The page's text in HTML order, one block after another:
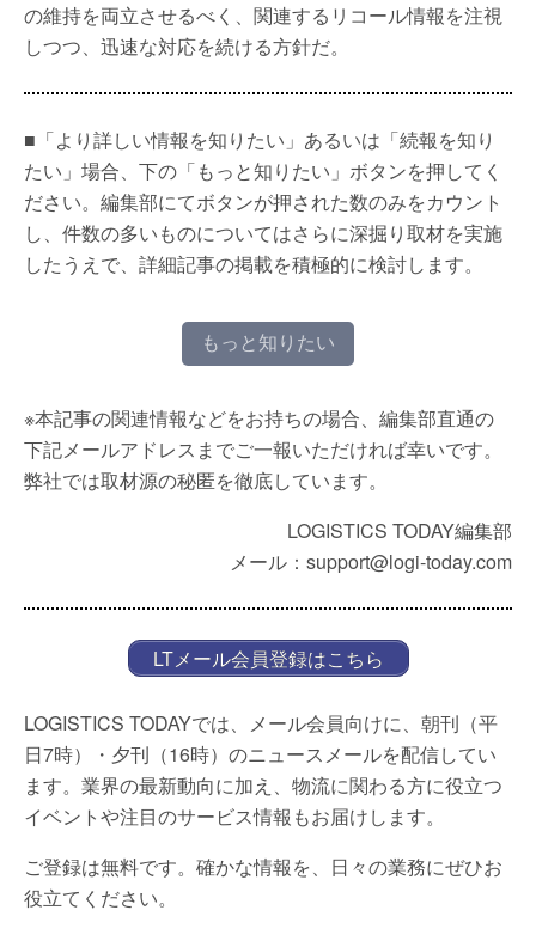
の維持を両立させるべく、関連するリコール情報を注視
しつつ、迅速な対応を続ける方針だ。
■「より詳しい情報を知りたい」あるいは「続報を知り
たい」場合、下の「もっと知りたい」ボタンを押してく
ださい。編集部にてボタンが押された数のみをカウント
し、件数の多いものについてはさらに深掘り取材を実施
したうえで、詳細記事の掲載を積極的に検討します。
もっと知りたい
※本記事の関連情報などをお持ちの場合、編集部直通の
下記メールアドレスまでご一報いただければ幸いです。
弊社では取材源の秘匿を徹底しています。
LOGISTICS TODAY編集部
メール：support@logi-today.com
LTメール会員登録はこちら
LOGISTICS TODAYでは、メール会員向けに、朝刊（平
日7時）・夕刊（16時）のニュースメールを配信してい
ます。業界の最新動向に加え、物流に関わる方に役立つ
イベントや注目のサービス情報もお届けします。
ご登録は無料です。確かな情報を、日々の業務にぜひお
役立てください。